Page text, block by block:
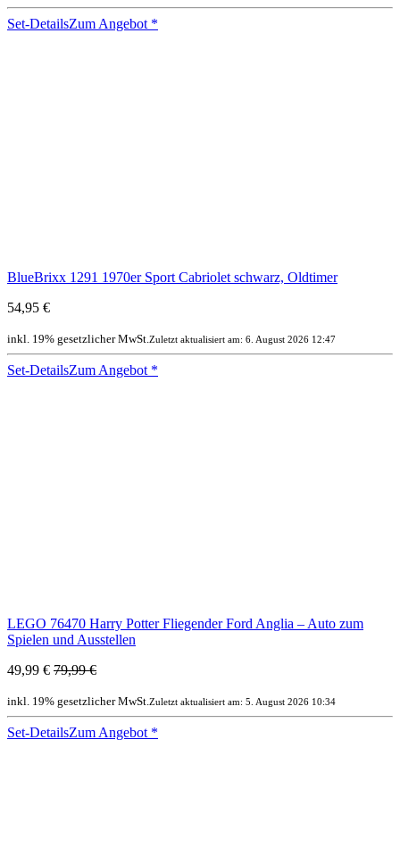
Set-DetailsZum Angebot *
BlueBrixx 1291 1970er Sport Cabriolet schwarz, Oldtimer
54,95 €
inkl. 19% gesetzlicher MwSt. Zuletzt aktualisiert am: 6. August 2026 12:47
Set-DetailsZum Angebot *
LEGO 76470 Harry Potter Fliegender Ford Anglia – Auto zum
Spielen und Ausstellen
49,99 € 79,99 €
inkl. 19% gesetzlicher MwSt. Zuletzt aktualisiert am: 5. August 2026 10:34
Set-DetailsZum Angebot *